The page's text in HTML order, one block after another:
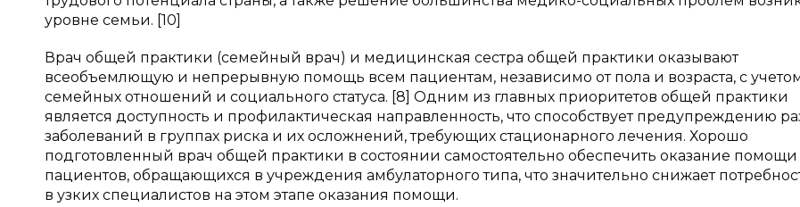
уровне семьи. [10]
Врач общей практики (семейный врач) и медицинская сестра общей практики оказывают
всеобъемлющую и непрерывную помощь всем пациентам, независимо от пола и возраста, с
семейных отношений и социального статуса. [8] Одним из главных приоритетов общей практики
является доступность и профилактическая направленность, что способствует предупреждению
заболеваний в группах риска и их осложнений, требующих стационарного лечения. Хорошо
подготовленный врач общей практики в состоянии самостоятельно обеспечить оказание помощи
пациентов, обращающихся в учреждения амбулаторного типа, что значительно снижает
в узких специалистов на этом этапе оказания помощи.